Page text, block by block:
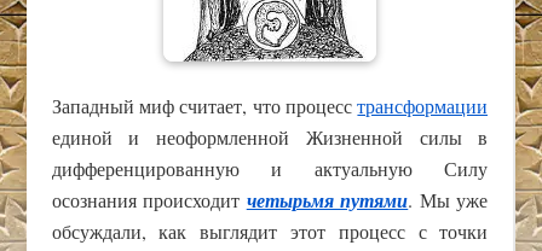
Западный миф считает, что процесстрансформации
единой и неоформленной Жизненной силы в
дифференцированную и актуальную Силу
осознания происходит четырьмя путями. Мы уже
обсуждали, как выглядит этот процесс с точки